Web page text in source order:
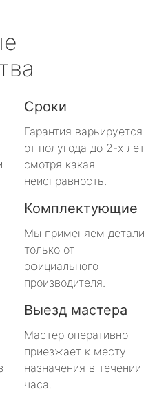
Сроки
Гарантия варьируется
от полугода до 2-х лет
смотря какая
неисправность.
Комплектующие
Мы применяем детали
только от
официального
производителя.
Выезд мастера
Мастер оперативно
приезжает к месту
назначения в течении
часа.